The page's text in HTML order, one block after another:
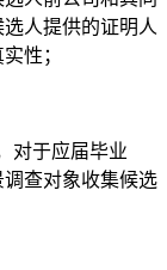
人提供的证明人
性；
对于应届毕业
查对象收集候选